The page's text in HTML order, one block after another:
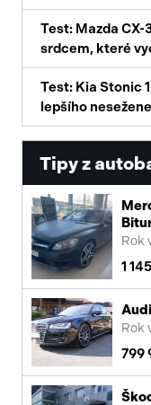
Test: Mazda CX-
srdcem, které
Test: Kia Stonic
lepšího
Tipy z
Rok
1
Rok
799